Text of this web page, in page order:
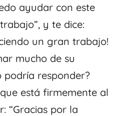
ayudar con este
y te dice:
un gran trabajo!
mucho de su
podría responder?
está firmemente al
“Gracias por la